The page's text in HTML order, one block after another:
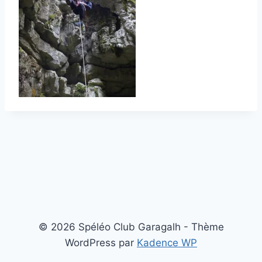
© 2026 Spéléo Club Garagalh - Thème
WordPress par Kadence WP